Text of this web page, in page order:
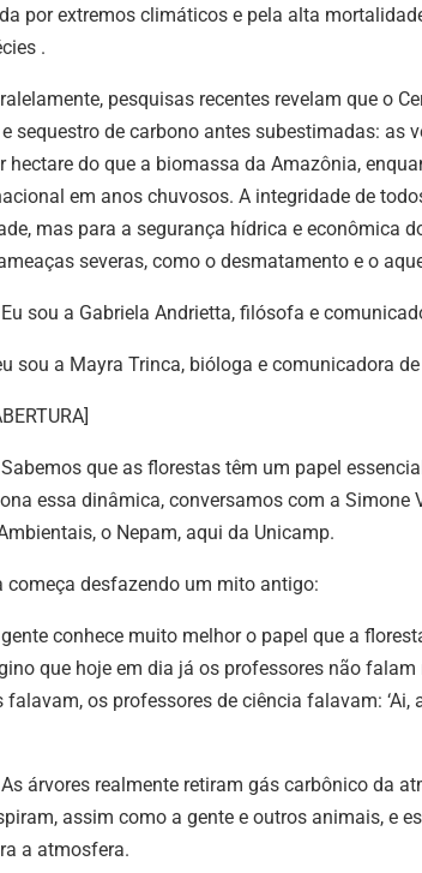
por extremos climáticos e pela alta
.
pesquisas recentes revelam que o
sequestro de carbono antes subestimadas: as
hectare do que a biomassa da Amazônia,
em anos chuvosos. A integridade de
mas para a segurança hídrica e econômica
severas, como o desmatamento e o
Eu sou a Gabriela Andrietta, filósofa e
sou a Mayra Trinca, bióloga e comunicadora
Sabemos que as florestas têm um papel
essa dinâmica, conversamos com a Simone
o Nepam, aqui da Unicamp.
começa desfazendo um mito antigo:
gente conhece muito melhor o papel que a
que hoje em dia já os professores não
falavam, os professores de ciência falavam: ‘Ai,
As árvores realmente retiram gás carbônico da
assim como a gente e outros animais, e
a atmosfera.